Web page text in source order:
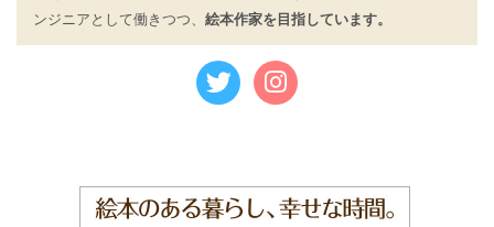
ンジニアとして働きつつ、 絵本作家を目指しています。